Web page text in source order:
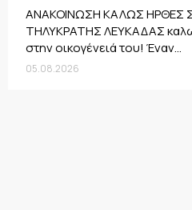
ΑΝΑΚΟΙΝΩΣΗ ΚΑΛΩΣ
ΤΗΛΥΚΡΑΤΗΣ ΛΕΥΚΑΔΑΣ
στην οικογένειά του! Έναν...
05.08.2026